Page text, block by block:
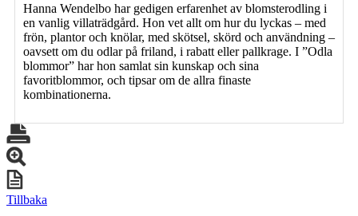
Hanna Wendelbo har gedigen erfarenhet av blomsterodling i
en vanlig villaträdgård. Hon vet allt om hur du lyckas – med
frön, plantor och knölar, med skötsel, skörd och användning –
oavsett om du odlar på friland, i rabatt eller pallkrage. I ”Odla
blommor” har hon samlat sin kunskap och sina
favoritblommor, och tipsar om de allra finaste
kombinationerna.
Tillbaka